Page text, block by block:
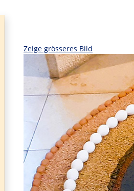
Zeige grösseres Bild